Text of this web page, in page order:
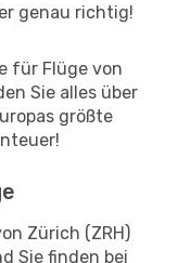
genau richtig!
für Flüge von
Sie alles über
größte
Zürich (ZRH)
Sie finden bei